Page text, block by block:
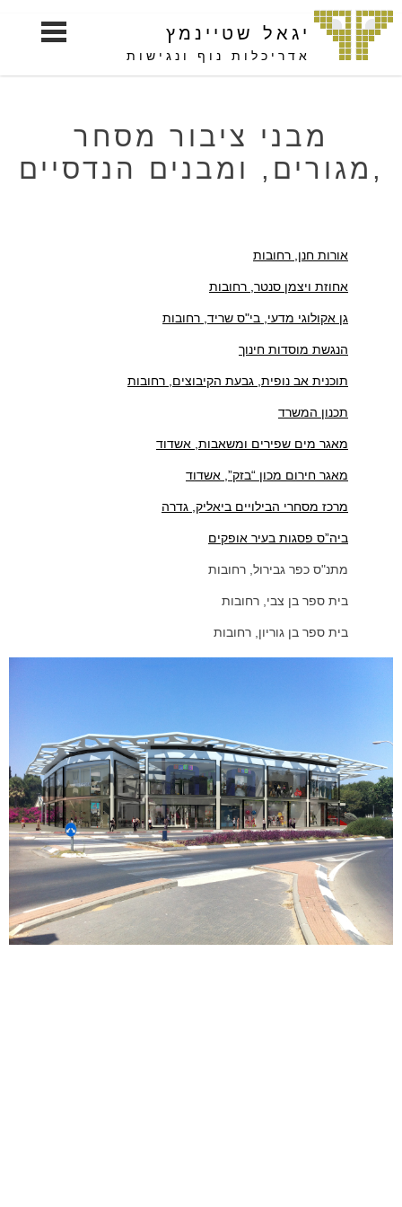
S
k
i
p
o
יגאל שטיינמץ
אדריכלות נוף ונגישות
מבני ציבור מסחר
,מגורים, ומבנים הנדסיים
אורות חנן, רחובות
אחוזת ויצמן סנטר, רחובות
גן אקולוגי מדעי, בי"ס שריד, רחובות
הנגשת מוסדות חינוך
תוכנית אב נופית, גבעת הקיבוצים, רחובות
תכנון המשרד
מאגר מים שפירים ומשאבות, אשדוד
מאגר חירום מכון “בזק”, אשדוד
מרכז מסחרי הבילויים ביאליק, גדרה
ביה”ס פסגות בעיר אופקים
מתנ"ס כפר גבירול, רחובות
בית ספר בן צבי, רחובות
בית ספר בן גוריון, רחובות